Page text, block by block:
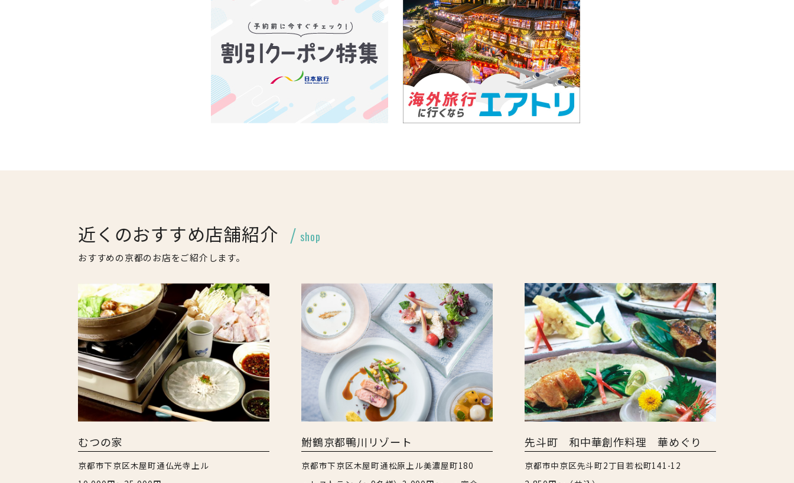
近くのおすすめ店舗紹介 shop
おすすめの京都のお店をご紹介します。
むつの家
京都市下京区木屋町通仏光寺上ル
鮒鶴京都鴨川リゾート
京都市下京区木屋町通松原上ル美濃屋町180
先斗町 和中華創作料理 華めぐり
京都市中京区先斗町2丁目若松町141-12